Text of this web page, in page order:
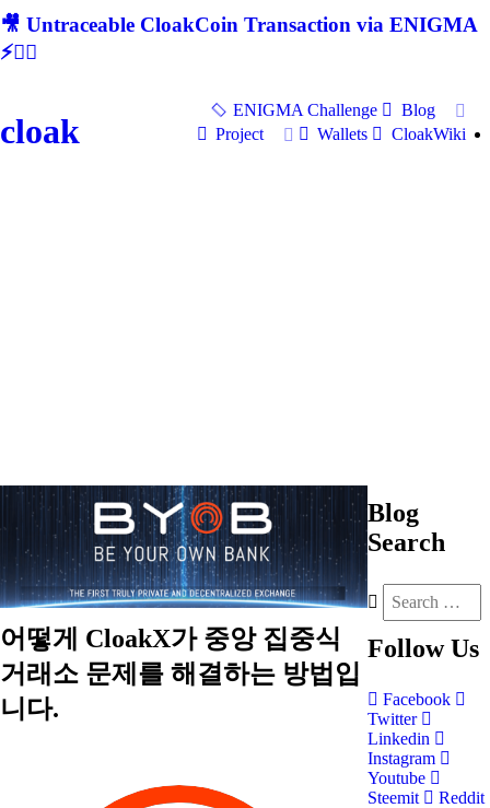
🎥 Untraceable CloakCoin Transaction via ENIGMA
⚡🕵‍♂
cloak
ENIGMA Challenge
Blog
Project
Wallets CloakWiki
어떻게 CloakX가 중앙 집중식
거래소 문제를 해결하는 방법입
니다.
Blog
Search
Follow Us
Facebook
Twitter
Linkedin
Instagram
Youtube
Steemit
Reddit